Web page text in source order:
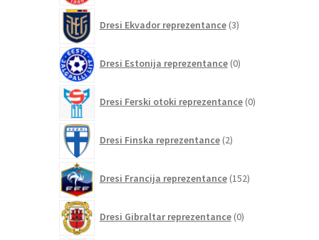
Dresi Ekvador reprezentance 3izdelki
Dresi Estonija reprezentance 0izdelkov
Dresi Ferski otoki reprezentance 0izdelkov
Dresi Finska reprezentance 2izdelka
Dresi Francija reprezentance 152izdelkov
Dresi Gibraltar reprezentance 0izdelkov